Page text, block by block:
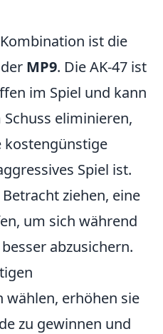
ist die
MP9. Die AK-47 ist
im Spiel und kann
eliminieren,
kostengünstige
Spiel ist.
ziehen, eine
um sich während
besser abzusichern.
erhöhen sie
zu gewinnen und